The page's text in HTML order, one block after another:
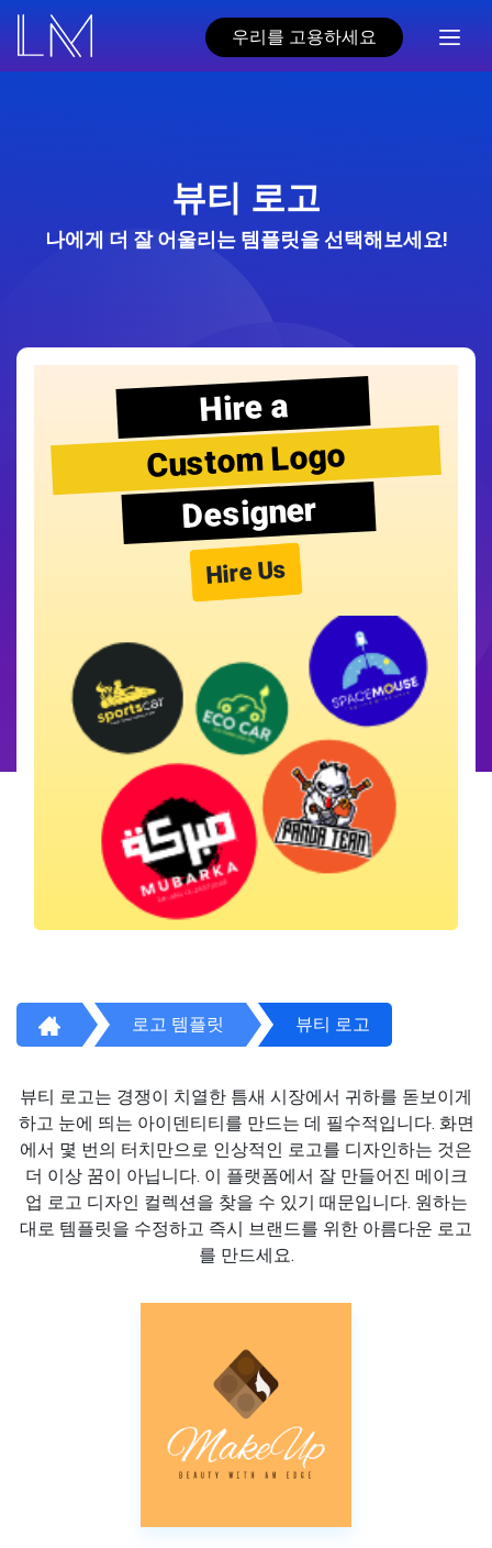
우리를 고용하세요
뷰티 로고
나에게 더 잘 어울리는 템플릿을 선택해보세요!
Hire a
Custom Logo
Designer
Hire Us
로고 템플릿 뷰티 로고
뷰티 로고는 경쟁이 치열한 틈새 시장에서 귀하를 돋보이게
하고 눈에 띄는 아이덴티티를 만드는 데 필수적입니다. 화면
에서 몇 번의 터치만으로 인상적인 로고를 디자인하는 것은
더 이상 꿈이 아닙니다. 이 플랫폼에서 잘 만들어진 메이크
업 로고 디자인 컬렉션을 찾을 수 있기 때문입니다. 원하는
대로 템플릿을 수정하고 즉시 브랜드를 위한 아름다운 로고
를 만드세요.